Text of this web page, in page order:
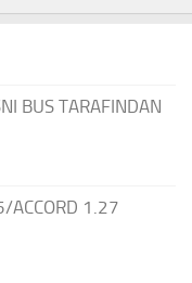
BUS TARAFINDAN
ACCORD 1.27